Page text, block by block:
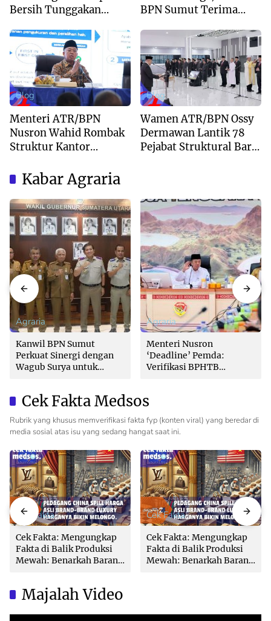
Bersih Tunggakan
Kepastian Waktu
Layanan
BPN Sumut Terima
Peninggalan
Blog
Menteri ATR/BPN
Nusron Wahid Rombak
Struktur Kantor
Pendekatan
Kewilayahan
Blog
Wamen ATR/BPN Ossy
Dermawan Lantik 78
Pejabat Struktural Baru
Kabar Agraria
Agraria
Kanwil BPN Sumut
Perkuat Sinergi dengan
Wagub Surya untuk
Agraria
Menteri Nusron
‘Deadline’ Pemda:
Verifikasi BPHTB
Lambat!
Cek Fakta Medsos
Rubrik yang khusus memverifikasi fakta fyp (konten viral) yang beredar di
media sosial atas isu yang sedang hangat saat ini.
Cek Fakta
Cek Fakta: Mengungkap
Fakta di Balik Produksi
Mewah: Benarkah Barang
Cek Fakta
Cek Fakta: Mengungkap
Fakta di Balik Produksi
Mewah: Benarkah Barang
Majalah Video